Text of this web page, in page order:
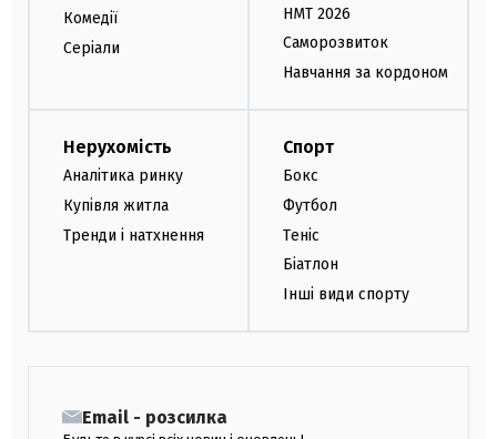
Комедії
Серіали
НМТ 2026
Саморозвиток
Навчання за кордоном
Нерухомість
Аналітика ринку
Купівля житла
Тренди і натхнення
Спорт
Бокс
Футбол
Теніс
Біатлон
Інші види спорту
Email - розсилка